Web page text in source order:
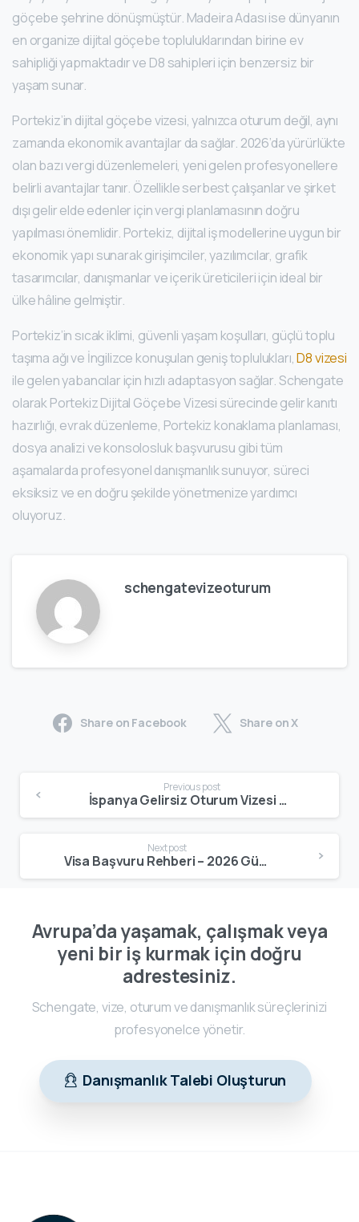
göçebe şehrine dönüşmüştür. Madeira Adası ise dünyanın
en organize dijital göçebe topluluklarından birine ev
sahipliği yapmaktadır ve D8 sahipleri için benzersiz bir
yaşam sunar.
Portekiz’in dijital göçebe vizesi, yalnızca oturum değil, aynı
zamanda ekonomik avantajlar da sağlar. 2026’da yürürlükte
olan bazı vergi düzenlemeleri, yeni gelen profesyonellere
belirli avantajlar tanır. Özellikle serbest çalışanlar ve şirket
dışı gelir elde edenler için vergi planlamasının doğru
yapılması önemlidir. Portekiz, dijital iş modellerine uygun bir
ekonomik yapı sunarak girişimciler, yazılımcılar, grafik
tasarımcılar, danışmanlar ve içerik üreticileri için ideal bir
ülke hâline gelmiştir.
Portekiz’in sıcak iklimi, güvenli yaşam koşulları, güçlü toplu
taşıma ağı ve İngilizce konuşulan geniş toplulukları,D8 vizesi
ile gelen yabancılar için hızlı adaptasyon sağlar. Schengate
olarak Portekiz Dijital Göçebe Vizesi sürecinde gelir kanıtı
hazırlığı, evrak düzenleme, Portekiz konaklama planlaması,
dosya analizi ve konsolosluk başvurusu gibi tüm
aşamalarda profesyonel danışmanlık sunuyor, süreci
eksiksiz ve en doğru şekilde yönetmenize yardımcı
oluyoruz.
schengatevizeoturum
Share on Facebook Share on X
Previous post
İspanya Gelirsiz Oturum Vizesi Nedir? 2025 Şartları, IPREM Hesaplaması ve Gerçekler
Next post
Visa Başvuru Rehberi – 2026 Güncel Bilgilerle Hazırlandı
Avrupa’da yaşamak, çalışmak veya
yeni bir iş kurmak için doğru
adrestesiniz.
Schengate, vize, oturum ve danışmanlık süreçlerinizi
profesyonelce yönetir.
Danışmanlık Talebi Oluşturun